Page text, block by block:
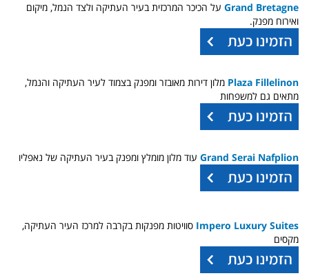
Grand Bretagne על הכיכר המרכזית בעיר העתיקה ולצד הנמל, מיקום
ואירוח מפנק.
Plaza Fillelinon מלון דירות מאובזר ומפנק בצמוד לעיר העתיקה והנמל,
מתאים גם למשפחות
Grand Serai Nafplion עוד מלון מומלץ ומפנק בעיר העתיקה של נאפליו
Impero Luxury Suites סוויטות מפנקות בקרבה למרכז העיר העתיקה,
מקסים